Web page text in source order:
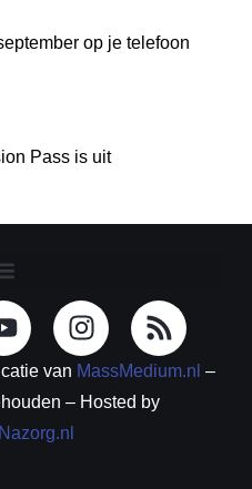
op je telefoon
Pass is uit
van MassMedium.nl –
– Hosted by